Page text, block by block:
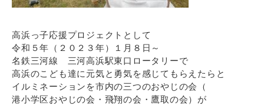
高浜っ子応援プロジェクトとして
令和５年（２０２３年）１月８日～
名鉄三河線 三河高浜駅東口ロータリーで
高浜のこども達に元気と勇気を感じてもらえたらと
イルミネーションを市内の三つのおやじの会（
港小学区おやじの会・飛翔の会・鷹取の会）が